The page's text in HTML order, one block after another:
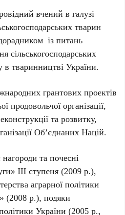
вчений в галузі
тварин
із питань
сільськогосподарських
тваринництві України.
грантових проектів
продовольчої організації,
та розвитку,
Об’єднаних Націй.
та почесні
ІІІ ступеня (2009 р.),
аграрної політики
(2008 р.), подяки
України (2005 р.,